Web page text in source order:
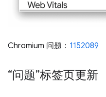
Chromium 问题： 1152089
“问题”标签页更新